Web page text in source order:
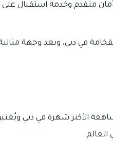
مارينا 101 بنظام أمان متقدم وخدمة
في دبي، ويعد وجهة
العالم.